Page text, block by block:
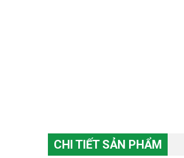
CHI TIẾT SẢN PHẨM